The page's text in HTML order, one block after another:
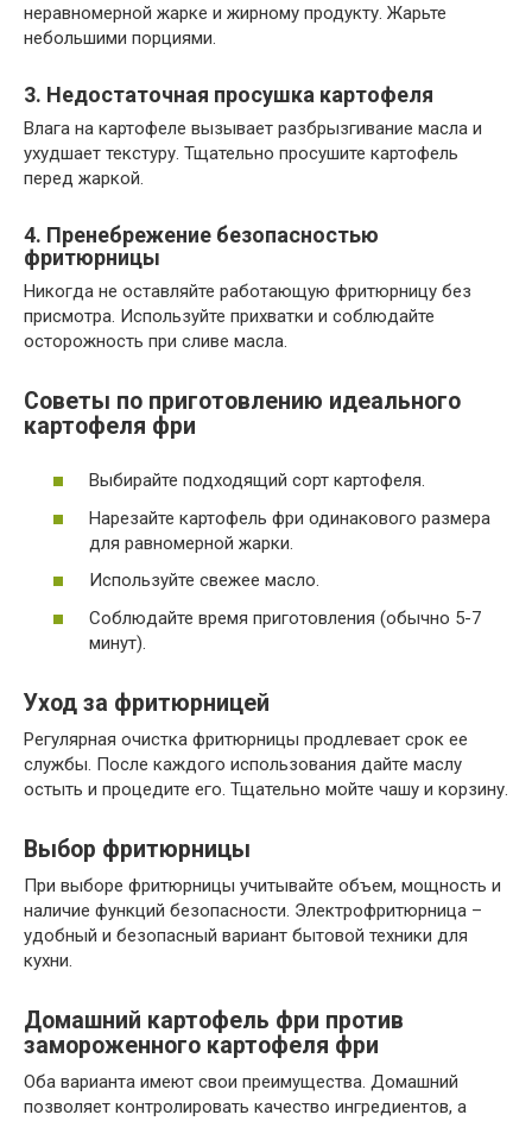
неравномерной жарке и жирному продукту. Жарьте
небольшими порциями.
3. Недостаточная просушка картофеля
Влага на картофеле вызывает разбрызгивание масла и
ухудшает текстуру. Тщательно просушите картофель
перед жаркой.
4. Пренебрежение безопасностью
фритюрницы
Никогда не оставляйте работающую фритюрницу без
присмотра. Используйте прихватки и соблюдайте
осторожность при сливе масла.
Советы по приготовлению идеального
картофеля фри
Выбирайте подходящий сорт картофеля.
Нарезайте картофель фри одинакового размера
для равномерной жарки.
Используйте свежее масло.
Соблюдайте время приготовления (обычно 5-7
минут).
Уход за фритюрницей
Регулярная очистка фритюрницы продлевает срок ее
службы. После каждого использования дайте маслу
остыть и процедите его. Тщательно мойте чашу и корзину.
Выбор фритюрницы
При выборе фритюрницы учитывайте объем, мощность и
наличие функций безопасности. Электрофритюрница –
удобный и безопасный вариант бытовой техники для
кухни.
Домашний картофель фри против
замороженного картофеля фри
Оба варианта имеют свои преимущества. Домашний
позволяет контролировать качество ингредиентов, а